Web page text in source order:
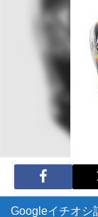
Googleイチオシ